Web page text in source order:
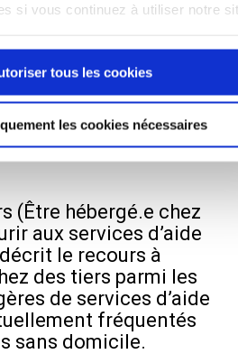
si vous continuez à utiliser notre
tous les cookies
les cookies nécessaires
hébergé chez
aux
(Être hébergé.e chez
aux services d’aide
le recours à
des tiers parmi les
de services d’aide
fréquentés
sans domicile.